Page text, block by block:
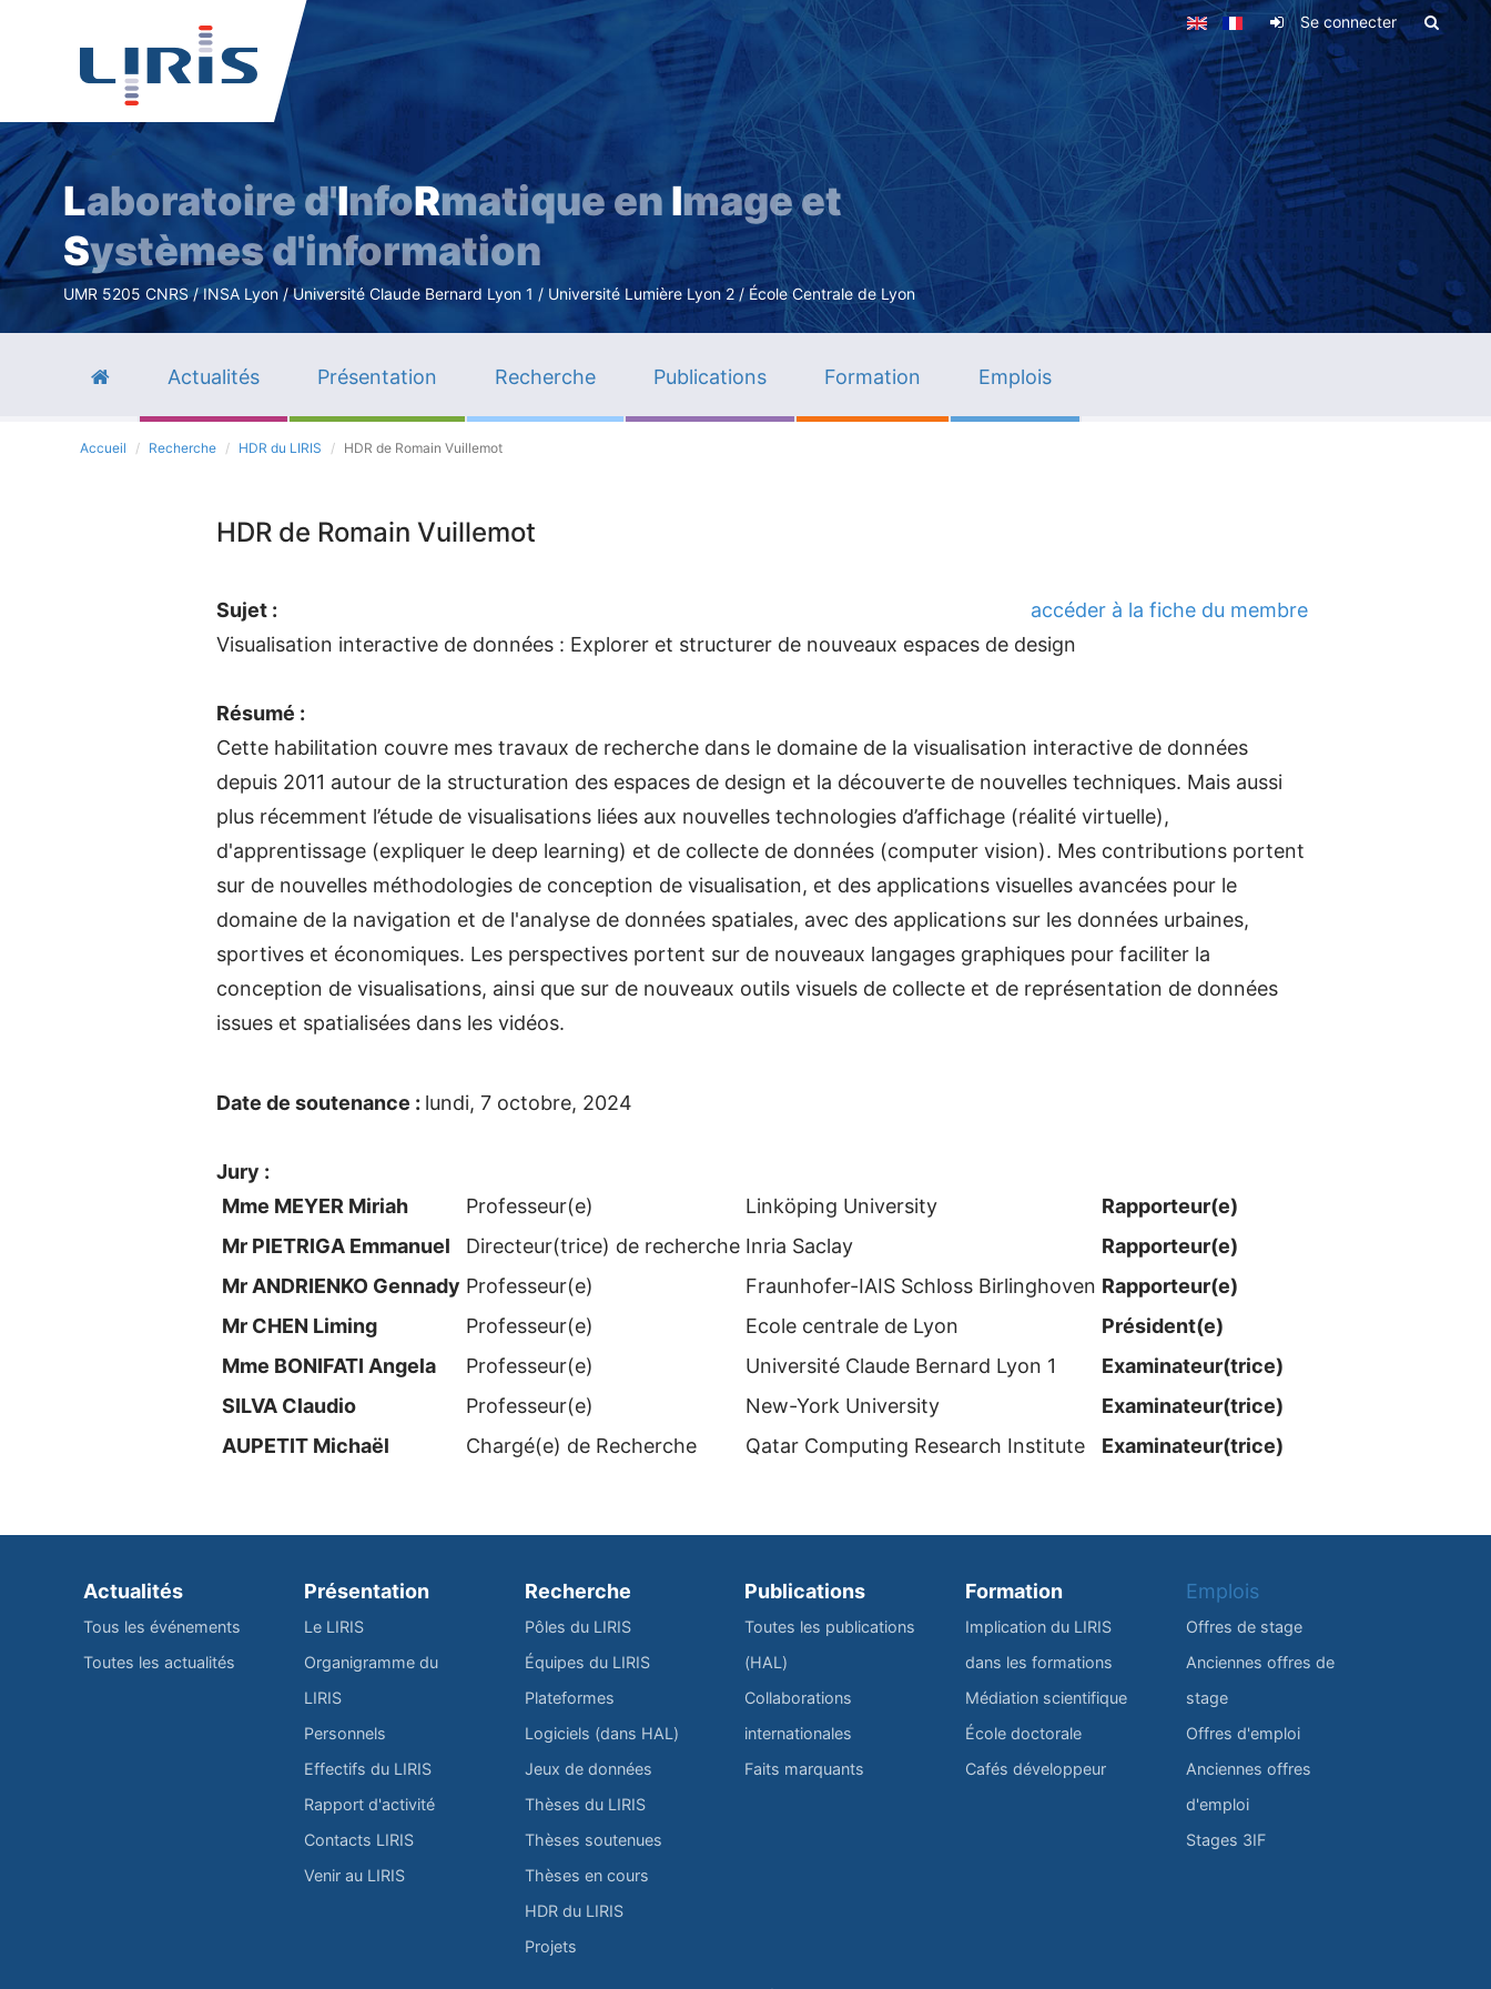
Aller
contenu
principal
Se connecter
Laboratoire d'InfoRmatique en Image et
Systèmes d'information
UMR 5205 CNRS / INSA Lyon / Université Claude Bernard Lyon 1 / Université Lumière Lyon 2 / École Centrale de Lyon
Actualités Présentation Recherche Publications Formation Emplois
Accueil Recherche HDR du LIRIS HDR de Romain Vuillemot
HDR de Romain Vuillemot
accéder à la fiche du membre
Sujet :
Visualisation interactive de données : Explorer et structurer de nouveaux espaces de design
Résumé :
Cette habilitation couvre mes travaux de recherche dans le domaine de la visualisation interactive de données
depuis 2011 autour de la structuration des espaces de design et la découverte de nouvelles techniques. Mais aussi
plus récemment l’étude de visualisations liées aux nouvelles technologies d’affichage (réalité virtuelle),
d'apprentissage (expliquer le deep learning) et de collecte de données (computer vision). Mes contributions portent
sur de nouvelles méthodologies de conception de visualisation, et des applications visuelles avancées pour le
domaine de la navigation et de l'analyse de données spatiales, avec des applications sur les données urbaines,
sportives et économiques. Les perspectives portent sur de nouveaux langages graphiques pour faciliter la
conception de visualisations, ainsi que sur de nouveaux outils visuels de collecte et de représentation de données
issues et spatialisées dans les vidéos.
Date de soutenance : lundi, 7 octobre, 2024
Jury :
Mme MEYER Miriah
Professeur(e) Linköping University
Rapporteur(e)
Mr PIETRIGA Emmanuel
Directeur(trice) de recherche Inria Saclay
Rapporteur(e)
Mr ANDRIENKO Gennady Professeur(e) Fraunhofer-IAIS Schloss Birlinghoven Rapporteur(e)
Mr CHEN Liming
Professeur(e) Ecole centrale de Lyon
Président(e)
Mme BONIFATI Angela
Professeur(e) Université Claude Bernard Lyon 1
Examinateur​(trice)
SILVA Claudio
Professeur(e) New-York University
Examinateur​(trice)
AUPETIT Michaël
Chargé(e) de Recherche Qatar Computing Research Institute Examinateur​(trice)
Actualités
Tous les événements
Toutes les actualités
Présentation
Le LIRIS
Organigramme du
LIRIS
Personnels
Effectifs du LIRIS
Rapport d'activité
Contacts LIRIS
Venir au LIRIS
Recherche
Pôles du LIRIS
Équipes du LIRIS
Plateformes
Logiciels (dans HAL)
Jeux de données
Thèses du LIRIS
Thèses soutenues
Thèses en cours
HDR du LIRIS
Projets
Publications
Toutes les publications
(HAL)
Collaborations
internationales
Faits marquants
Formation
Implication du LIRIS
dans les formations
Médiation scientifique
École doctorale
Cafés développeur
Emplois
Offres de stage
Anciennes offres de
stage
Offres d'emploi
Anciennes offres
d'emploi
Stages 3IF